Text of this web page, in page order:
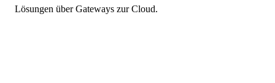
Lösungen über Gateways zur Cloud.